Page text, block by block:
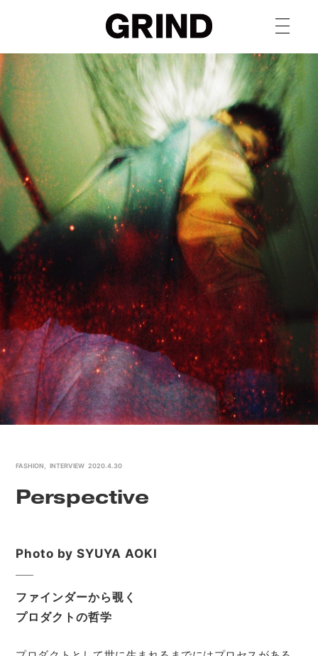
FASHION ,INTERVIEW 2020.4.30
Perspective
Photo by SYUYA AOKI
ファインダーから覗く
プロダクトの哲学